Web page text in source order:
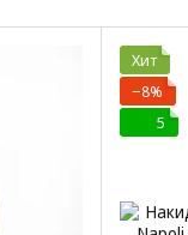
Хит
−8%
5